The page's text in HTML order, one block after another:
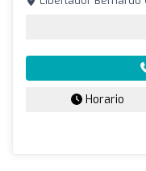
Horario